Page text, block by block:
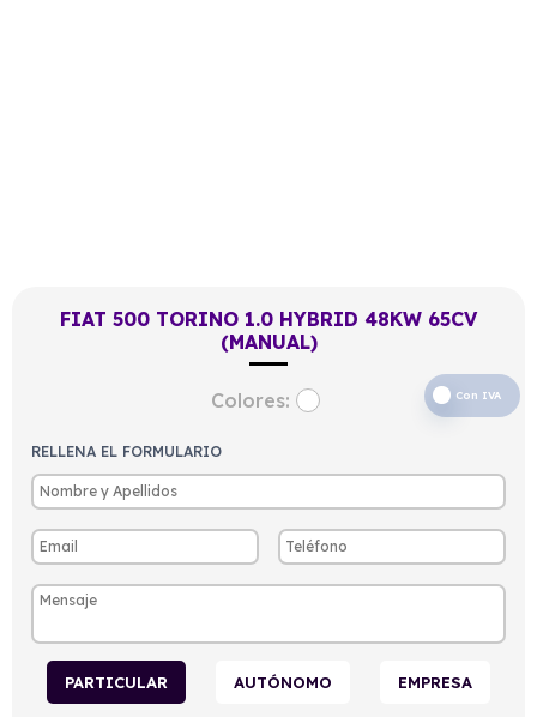
FIAT 500 TORINO 1.0 HYBRID 48KW 65CV
(MANUAL)
Con IVA
Colores:
RELLENA EL FORMULARIO
PARTICULAR AUTÓNOMO EMPRESA